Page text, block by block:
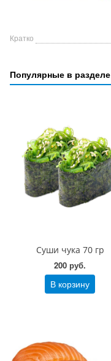
Кратко
Популярные в разделе
Суши чука 70 гр
200 руб.
В корзину